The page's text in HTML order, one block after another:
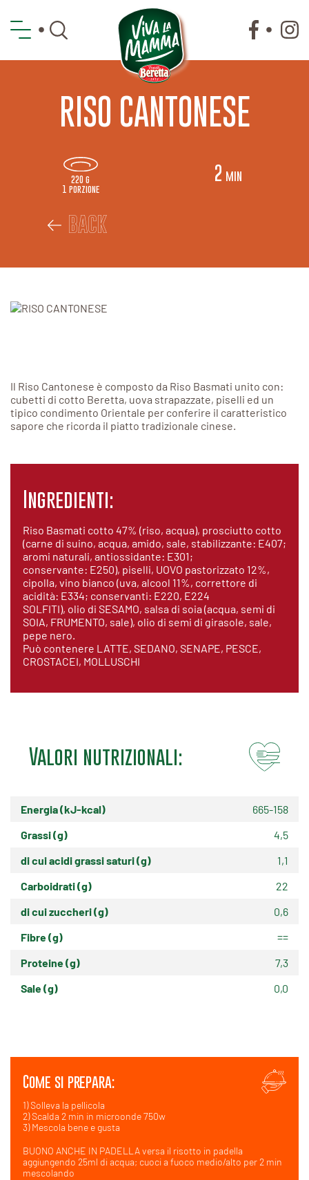
RISO CANTONESE
220 g
1 porzione
2 min
BACK
Il Riso Cantonese è composto da Riso Basmati unito con:
cubetti di cotto Beretta, uova strapazzate, piselli ed un
tipico condimento Orientale per conferire il caratteristico
sapore che ricorda il piatto tradizionale cinese.
Ingredienti:
Riso Basmati cotto 47% (riso, acqua), prosciutto cotto
(carne di suino, acqua, amido, sale, stabilizzante: E407;
aromi naturali, antiossidante: E301;
conservante: E250), piselli, UOVO pastorizzato 12%,
cipolla, vino bianco (uva, alcool 11%, correttore di
acidità: E334; conservanti: E220, E224
SOLFITI), olio di SESAMO, salsa di soia (acqua, semi di
SOIA, FRUMENTO, sale), olio di semi di girasole, sale,
pepe nero.
Può contenere LATTE, SEDANO, SENAPE, PESCE,
CROSTACEI, MOLLUSCHI
Valori nutrizionali:
Energia (kJ-kcal)
665-158
Grassi (g)
4,5
di cui acidi grassi saturi (g)
1,1
Carboidrati (g)
22
di cui zuccheri (g)
0,6
Fibre (g)
==
Proteine (g)
7,3
Sale (g)
0,0
Come si prepara:
1) Solleva la pellicola
2) Scalda 2 min in microonde 750w
3) Mescola bene e gusta
BUONO ANCHE IN PADELLA versa il risotto in padella
aggiungendo 25ml di acqua; cuoci a fuoco medio/alto per 2 min
mescolando